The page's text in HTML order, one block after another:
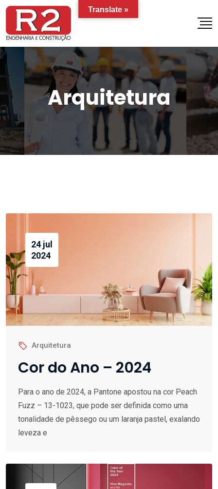
Arquitetura
24 jul
2024
Arquitetura
Cor do Ano – 2024
Para o ano de 2024, a Pantone apostou na cor Peach
Fuzz – 13-1023, que pode ser definida como uma
tonalidade de pêssego ou um laranja pastel, exalando
leveza e
Translate »